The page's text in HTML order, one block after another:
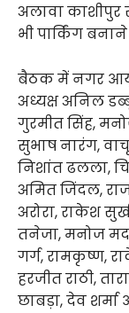
अलावा काशीपुर
भी पार्किंग
बैठक में नगर
अध्यक्ष अनिल
गुरमीत सिंह,
सुभाष नारंग,
निशांत ढलला,
अमित जिंदल,
अरोरा, राकेश
तनेजा, मनोज
गर्ग, रामकृष्ण,
हरजीत राठी,
छाबड़ा, देव